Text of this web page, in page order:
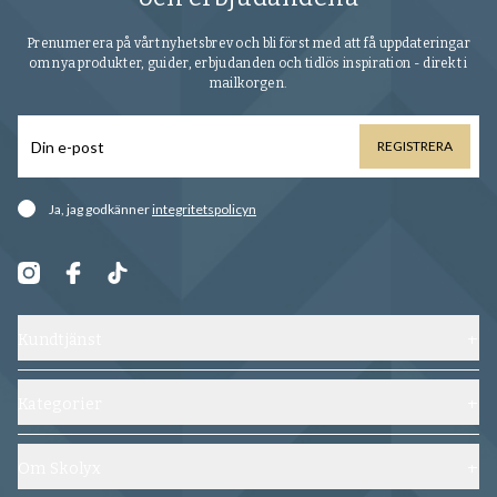
Prenumerera på vårt nyhetsbrev och bli först med att få uppdateringar
om nya produkter, guider, erbjudanden och tidlös inspiration - direkt i
mailkorgen.
REGISTRERA
Ja, jag godkännerintegritetspolicyn
Kontakta oss
Vanliga frågor
Skor